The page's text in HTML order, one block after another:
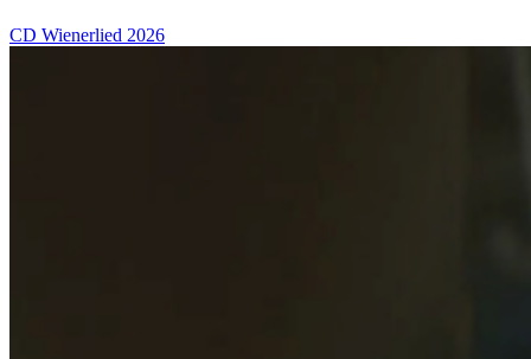
CD Wienerlied 2026